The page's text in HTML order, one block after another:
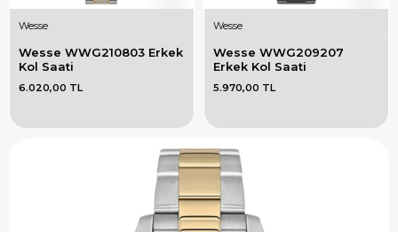
Wesse
Wesse WWG210803 Erkek
Kol Saati
6.020,00 TL
Wesse
Wesse WWG209207
Erkek Kol Saati
5.970,00 TL